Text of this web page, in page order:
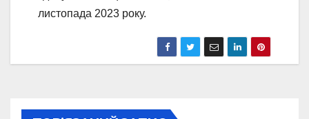
листопада 2023 року.